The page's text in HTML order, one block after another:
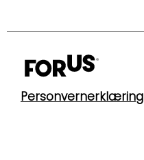
Personvernerklæring